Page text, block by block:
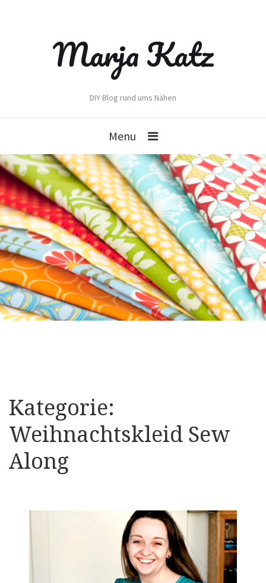
Marja Katz
DIY Blog rund ums Nähen
Menu
Kategorie:
Weihnachtskleid Sew
Along